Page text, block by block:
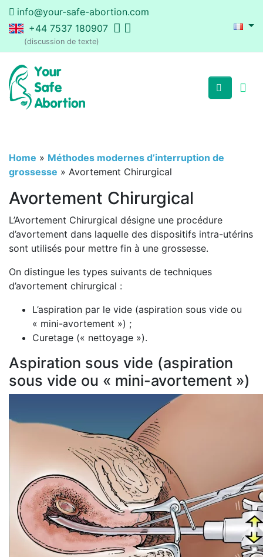
info@your-safe-abortion.com
+44 7537 180907
(discussion de texte)
Home » Méthodes modernes d’interruption de
grossesse » Avortement Chirurgical
Avortement Chirurgical
L’Avortement Chirurgical désigne une procédure
d’avortement dans laquelle des dispositifs intra-utérins
sont utilisés pour mettre fin à une grossesse.
On distingue les types suivants de techniques
d’avortement chirurgical :
L’aspiration par le vide (aspiration sous vide ou
« mini-avortement ») ;
Curetage (« nettoyage »).
Aspiration sous vide (aspiration
sous vide ou « mini-avortement »)